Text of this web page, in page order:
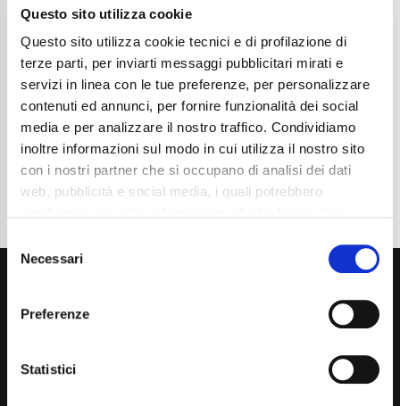
Questo sito utilizza cookie
Questo sito utilizza cookie tecnici e di profilazione di
terze parti, per inviarti messaggi pubblicitari mirati e
servizi in linea con le tue preferenze, per personalizzare
contenuti ed annunci, per fornire funzionalità dei social
media e per analizzare il nostro traffico. Condividiamo
inoltre informazioni sul modo in cui utilizza il nostro sito
con i nostri partner che si occupano di analisi dei dati
web, pubblicità e social media, i quali potrebbero
mera chiusura del banner non comporta l’accettazione
tutti” o selezionando le diverse categorie di cookies
Selection
Necessari
Preferenze
Statistici
Anni
Tipo Di Carburante
Benzina
Cambio
Automatico
Normativa Euro
Euro6d-ISC-FCM
Dettaglio